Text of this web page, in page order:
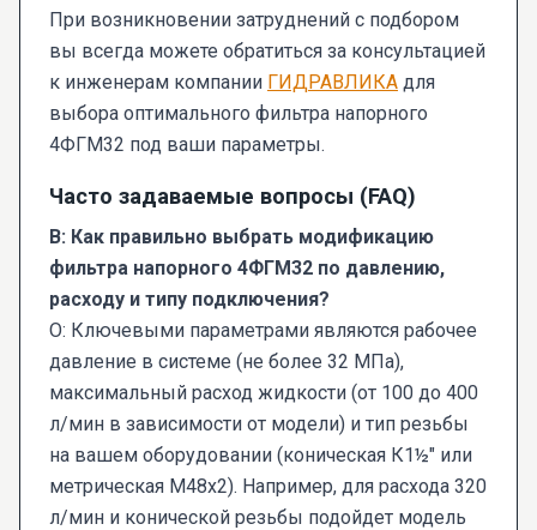
При возникновении затруднений с подбором
вы всегда можете обратиться за консультацией
к инженерам компании ГИДРАВЛИКА для
выбора оптимального фильтра напорного
4ФГМ32 под ваши параметры.
Часто задаваемые вопросы (FAQ)
В: Как правильно выбрать модификацию
фильтра напорного 4ФГМ32 по давлению,
расходу и типу подключения?
О: Ключевыми параметрами являются рабочее
давление в системе (не более 32 МПа),
максимальный расход жидкости (от 100 до 400
л/мин в зависимости от модели) и тип резьбы
на вашем оборудовании (коническая К1½" или
метрическая М48х2). Например, для расхода 320
л/мин и конической резьбы подойдет модель